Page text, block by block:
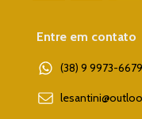
Entre em contato
(38) 9 9973-6679